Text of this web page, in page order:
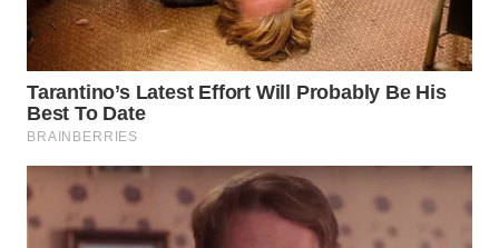
WN
MADURA
WN
SURABAYA
WN
NATUNA